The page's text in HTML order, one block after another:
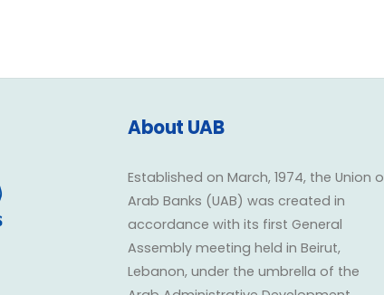
About UAB
Established on March, 1974, the Union
Arab Banks (UAB) was created in
accordance with its first General
Assembly meeting held in Beirut,
Lebanon, under the umbrella of the